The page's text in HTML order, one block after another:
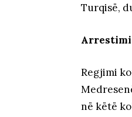
Turqisë,
Arrestimi
Regjimi
në këtë